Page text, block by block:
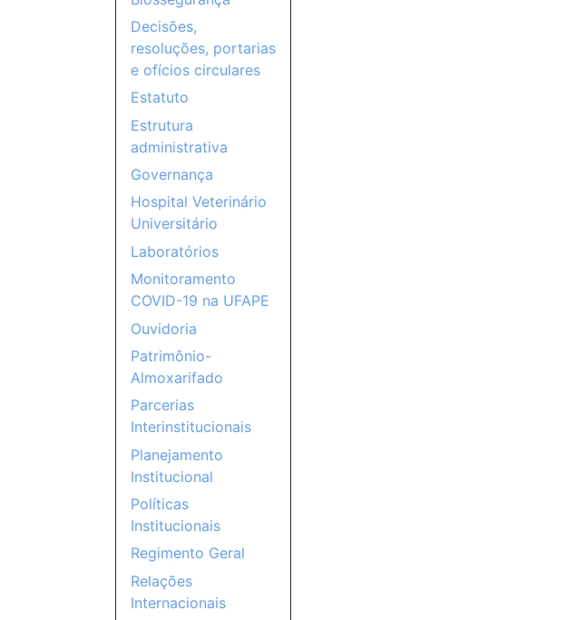
Decisões,
resoluções, portarias
e ofícios circulares
Estatuto
Estrutura
administrativa
Governança
Hospital Veterinário
Universitário
Laboratórios
Monitoramento
COVID-19 na UFAPE
Ouvidoria
Patrimônio-
Almoxarifado
Parcerias
Interinstitucionais
Planejamento
Institucional
Políticas
Institucionais
Regimento Geral
Relações
Internacionais